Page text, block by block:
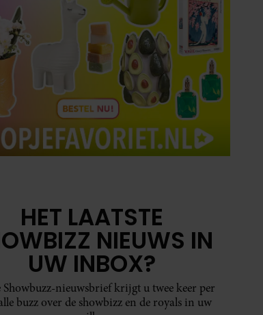
HET LAATSTE
NIEUWS IN
UW INBOX?
Showbuzz-nieuwsbrief krijgt u twee keer per
buzz over de showbizz en de royals in uw